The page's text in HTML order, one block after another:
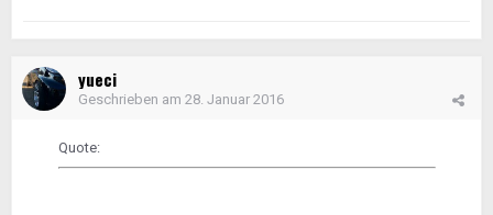
yueci
Geschrieben am 28. Januar 2016
Quote: